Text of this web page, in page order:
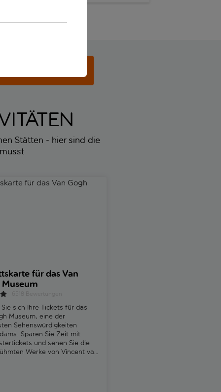
Stätten - hier sind die
für das Van Gogh Museum
für das Van
sich Ihre Tickets für das
Museum, eine der
Sehenswürdigkeiten
Sparen Sie Zeit mit
und sehen Sie die
Werke von Vincent van